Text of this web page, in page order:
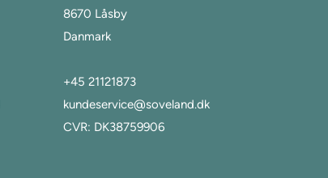
8670 Låsby
Danmark
+45 21121873
kundeservice@soveland.dk
CVR: DK38759906